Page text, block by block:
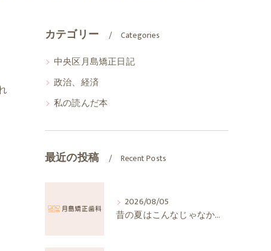
カテゴリー Categories
中央区月島矯正日記
政治、経済
私の読んだ本
最近の投稿 Recent Posts
2026/08/05
昔の夏はこんなじゃなかったか